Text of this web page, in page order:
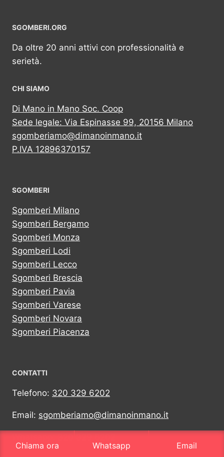
SGOMBERI.ORG
Da oltre 20 anni attivi con professionalità e
serietà.
CHI SIAMO
Di Mano in Mano Soc. Coop
Sede legale: Via Espinasse 99, 20156 Milano
sgomberiamo@dimanoinmano.it
P.IVA 12896370157
SGOMBERI
Sgomberi Milano
Sgomberi Bergamo
Sgomberi Monza
Sgomberi Lodi
Sgomberi Lecco
Sgomberi Brescia
Sgomberi Pavia
Sgomberi Varese
Sgomberi Novara
Sgomberi Piacenza
CONTATTI
Telefono: 320 329 6202
Email: sgomberiamo@dimanoinmano.it
Chiama ora
Whatsapp Email